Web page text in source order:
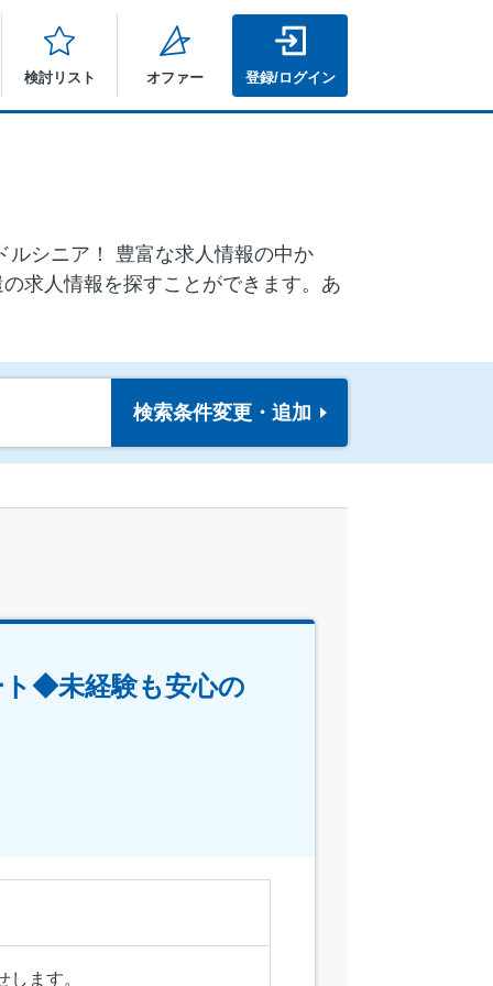
検討リスト オファー 登録/ログイン
ルシニア！ 豊富な求人情報の中か
求人情報を探すことができます。あ
検索条件変更・追加
ト◆未経験も安心の
ます。